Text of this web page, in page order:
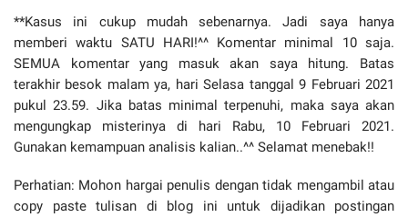
**Kasus ini cukup mudah sebenarnya. Jadi saya hanya
memberi waktu SATU HARI!^^ Komentar minimal 10 saja.
SEMUA komentar yang masuk akan saya hitung. Batas
terakhir besok malam ya, hari Selasa tanggal 9 Februari 2021
pukul 23.59. Jika batas minimal terpenuhi, maka saya akan
mengungkap misterinya di hari Rabu, 10 Februari 2021.
Gunakan kemampuan analisis kalian..^^ Selamat menebak!!
Perhatian: Mohon hargai penulis dengan tidak mengambil atau
copy paste tulisan di blog ini untuk dijadikan postingan